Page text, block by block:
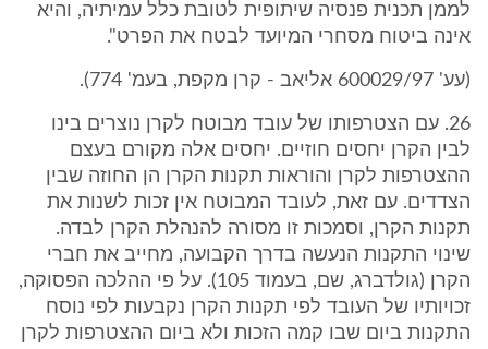
לממן תכנית פנסיה שיתופית לטובת כלל עמיתיה, והיא
אינה ביטוח מסחרי המיועד לבטח את הפרט".
(עע' 600029/97 אליאב - קרן מקפת, בעמ' 774).
26. עם הצטרפותו של עובד מבוטח לקרן נוצרים בינו
לבין הקרן יחסים חוזיים. יחסים אלה מקורם בעצם
ההצטרפות לקרן והוראות תקנות הקרן הן החוזה שבין
הצדדים. עם זאת, לעובד המבוטח אין זכות לשנות את
תקנות הקרן, וסמכות זו מסורה להנהלת הקרן לבדה.
שינוי התקנות הנעשה בדרך הקבועה, מחייב את חברי
הקרן (גולדברג, שם, בעמוד 105). על פי ההלכה הפסוקה,
זכויותיו של העובד לפי תקנות הקרן נקבעות לפי נוסח
התקנות ביום שבו קמה הזכות ולא ביום ההצטרפות לקרן